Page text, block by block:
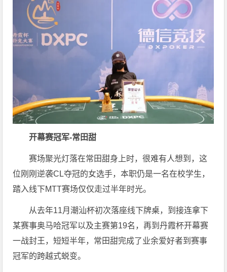
开幕赛冠军-常田甜
赛场聚光灯落在常田甜身上时，很难有人想到，这
位刚刚逆袭CL夺冠的女选手，本职仍是一名在校学生，
踏入线下MTT赛场仅仅走过半年时光。
从去年11月潮汕杯初次落座线下牌桌，到接连拿下
某赛事奥马哈冠军以及主赛第19名，再到丹霞杯开幕赛
一战封王，短短半年，常田甜完成了业余爱好者到赛事
冠军的跨越式蜕变。